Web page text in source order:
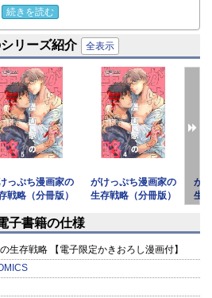
で、最後にひと勝負してみないか」
リオを書いており、作品の売れ行き
の恋愛など描いたことがない古賀
まってしまう。
駄々をこねていると、恭平がまたが
続きを読む
リーズ紹介 全表示
っぷち漫画家の
戦略（分冊版）
がけっぷち漫画家の
生存戦略（分冊版）
が
生
next
子書籍の仕様
生存戦略 【電子限定かきおろし漫画付】